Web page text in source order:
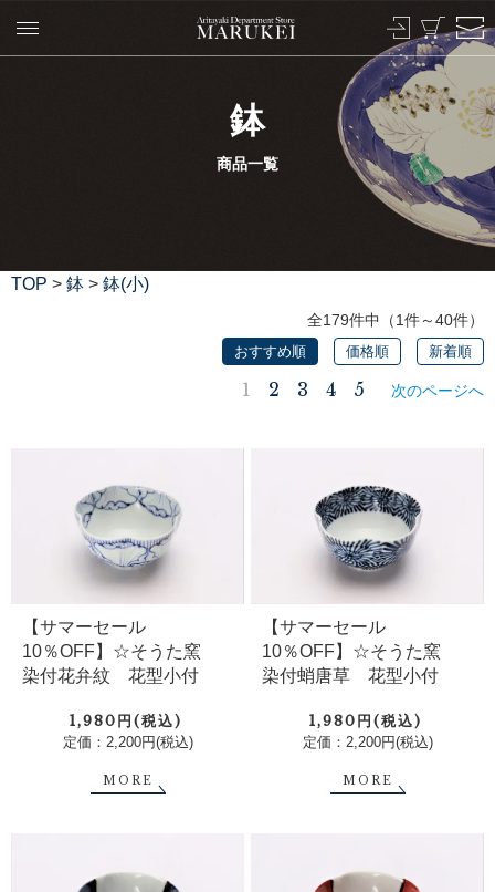
鉢
商品一覧
TOP > 鉢 > 鉢(小)
全179件中（1件～40件）
おすすめ順 価格順 新着順
1 2 3 4 5 次のページへ
【サマーセール
10％OFF】☆そうた窯
染付花弁紋 花型小付
1,980円(税込)
定価：2,200円(税込)
MORE
【サマーセール
10％OFF】☆そうた窯
染付蛸唐草 花型小付
1,980円(税込)
定価：2,200円(税込)
MORE